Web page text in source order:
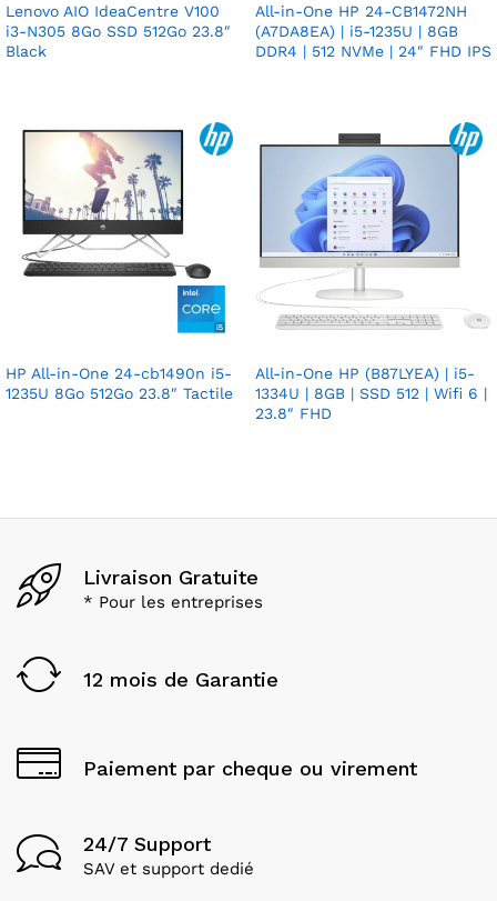
Lenovo AIO IdeaCentre V100
i3-N305 8Go SSD 512Go 23.8″
Black
All-in-One HP 24-CB1472NH
(A7DA8EA) | i5-1235U | 8GB
DDR4 | 512 NVMe | 24″ FHD IPS
HP All-in-One 24-cb1490n i5-
1235U 8Go 512Go 23.8″ Tactile
All-in-One HP (B87LYEA) | i5-
1334U | 8GB | SSD 512 | Wifi 6 |
23.8″ FHD
Livraison Gratuite
* Pour les entreprises
12 mois de Garantie
Paiement par cheque ou virement
24/7 Support
SAV et support dedié